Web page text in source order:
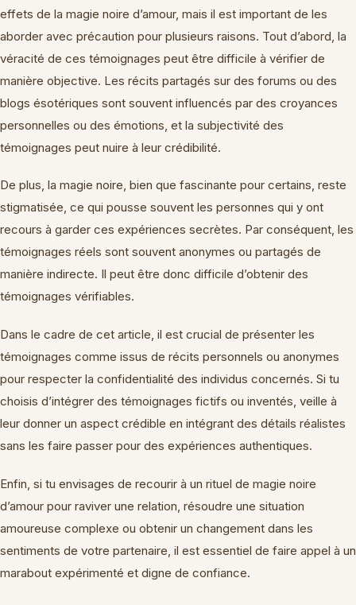
effets de la magie noire d’amour, mais il est important de les
aborder avec précaution pour plusieurs raisons. Tout d’abord, la
véracité de ces témoignages peut être difficile à vérifier de
manière objective. Les récits partagés sur des forums ou des
blogs ésotériques sont souvent influencés par des croyances
personnelles ou des émotions, et la subjectivité des
témoignages peut nuire à leur crédibilité.
De plus, la magie noire, bien que fascinante pour certains, reste
stigmatisée, ce qui pousse souvent les personnes qui y ont
recours à garder ces expériences secrètes. Par conséquent, les
témoignages réels sont souvent anonymes ou partagés de
manière indirecte. Il peut être donc difficile d’obtenir des
témoignages vérifiables.
Dans le cadre de cet article, il est crucial de présenter les
témoignages comme issus de récits personnels ou anonymes
pour respecter la confidentialité des individus concernés. Si tu
choisis d’intégrer des témoignages fictifs ou inventés, veille à
leur donner un aspect crédible en intégrant des détails réalistes
sans les faire passer pour des expériences authentiques.
Enfin, si tu envisages de recourir à un rituel de magie noire
d’amour pour raviver une relation, résoudre une situation
amoureuse complexe ou obtenir un changement dans les
sentiments de votre partenaire, il est essentiel de faire appel à un
marabout expérimenté et digne de confiance.